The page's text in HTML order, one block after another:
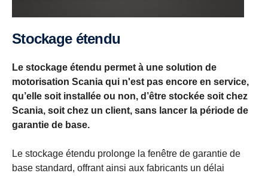
Stockage étendu
Le stockage étendu permet à une solution de
motorisation Scania qui n'est pas encore en service,
qu’elle soit installée ou non, d’être stockée soit chez
Scania, soit chez un client, sans lancer la période de
garantie de base.
Le stockage étendu prolonge la fenêtre de garantie de
base standard, offrant ainsi aux fabricants un délai